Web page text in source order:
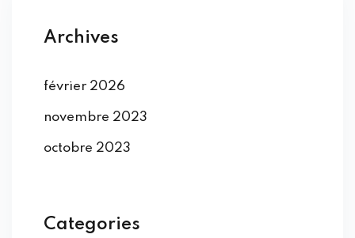
Archives
février 2026
novembre 2023
octobre 2023
Categories